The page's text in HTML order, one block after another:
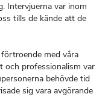
Intervjuerna var inom
tills de kände att de
med våra
och professionalism var
behövde tid
sig vara avgörande